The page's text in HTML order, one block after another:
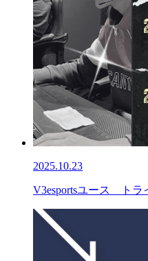
2025.10.23
V3esportsユース トラ